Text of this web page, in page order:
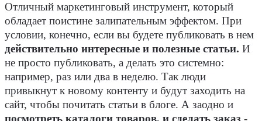
Отличный маркетинговый инструмент, который
обладает поистине залипательным эффектом. При
условии, конечно, если вы будете публиковать в нем
действительно интересные и полезные статьи. И
не просто публиковать, а делать это системно:
например, раз или два в неделю. Так люди
привыкнут к новому контенту и будут заходить на
сайт, чтобы почитать статьи в блоге. А заодно и
посмотреть каталоги товаров, и сделать заказ -